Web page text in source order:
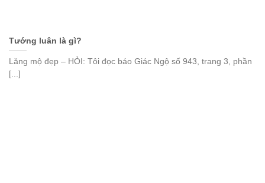
Tướng luân là gì?
Lăng mộ đẹp – HỎI: Tôi đọc báo Giác Ngộ số 943, trang 3, phần
[...]